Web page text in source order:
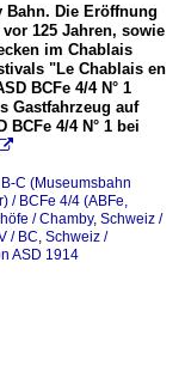
Bahn. Die Eröffnung
125 Jahren, sowie
im Chablais
"Le Chablais en
BCFe 4/4 N° 1
Gastfahrzeug auf
4/4 N° 1 bei
C (Museumsbahn
/ BCFe 4/4 (ABFe,
/ Chamby, Schweiz /
/ BC Schweiz /
ASD 1914